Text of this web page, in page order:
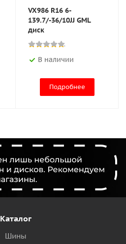
VX986 R16 6-
139.7/-36/10JJ GML
диск
В наличии
Подробнее
Каталог
Шины